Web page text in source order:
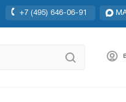
+7 (495) 646-06-91